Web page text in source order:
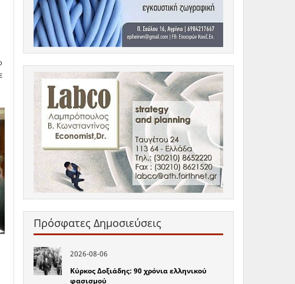
Πρόσφατες Δημοσιεύσεις
2026-08-06
Κύρκος Δοξιάδης: 90 χρόνια ελληνικού
φασισμού